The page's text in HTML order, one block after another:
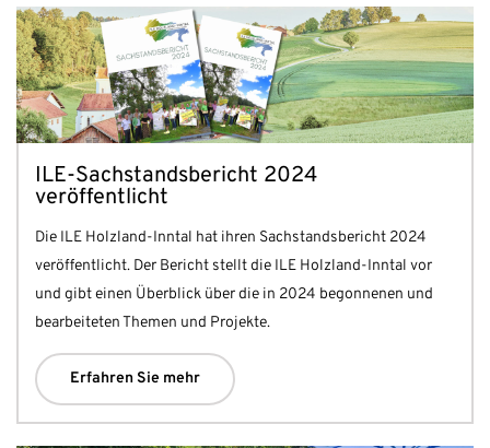
ILE-Sachstandsbericht 2024
veröffentlicht
Die ILE Holzland-Inntal hat ihren Sachstandsbericht 2024
veröffentlicht. Der Bericht stellt die ILE Holzland-Inntal vor
und gibt einen Überblick über die in 2024 begonnenen und
bearbeiteten Themen und Projekte.
Erfahren Sie mehr